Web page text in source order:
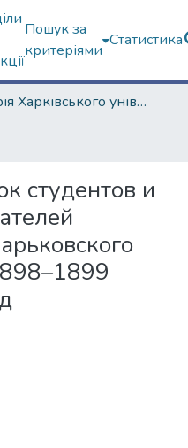
Пошук за
критеріями
Статистика
Історія Харківського університету
студентов и